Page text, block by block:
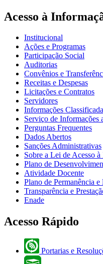
Acesso à
Institucional
Ações e Programas
Participação Social
Auditorias
Convênios e
Receitas e Despesas
Licitações e Contratos
Servidores
Informações
Serviço de Informações
Perguntas Frequentes
Dados Abertos
Sanções Administrativas
Sobre a Lei de Acesso
Plano de
Atividade Docente
Plano de Permanência
Transparência e
Enade
Acesso Rápido
Portarias e